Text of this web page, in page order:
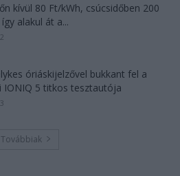
kívül 80 Ft/kWh, csúcsidőben 200
alakul át a...
óriáskijelzővel bukkant fel a
IONIQ 5 titkos tesztautója
Továbbiak